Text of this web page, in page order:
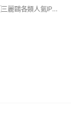
₊ ﾟ.☆ 打造你的夢幻生活 ☆. ﾟ. 嚴選🇯🇵三麗鷗各類人氣IP、日系可愛小物 甜酷少女的尋寶基地✨🛒 入坑絕對不虧！一起被滿滿的三麗鷗魔法包圍吧 🪄